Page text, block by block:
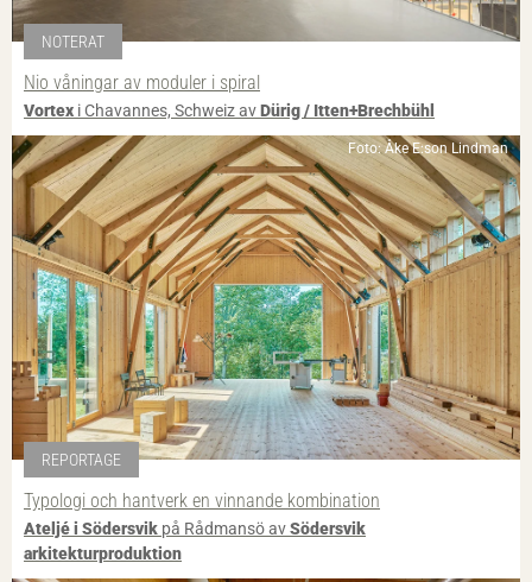
NOTERAT
Nio våningar av moduler i spiral
Vortex i Chavannes, Schweiz avDürig / Itten+Brechbühl
Foto: Åke E:son Lindman
REPORTAGE
Typologi och hantverk en vinnande kombination
Ateljé i Södersvik på Rådmansö avSödersvik
arkitekturproduktion